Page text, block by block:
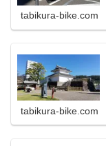
tabikura-bike.com
tabikura-bike.com